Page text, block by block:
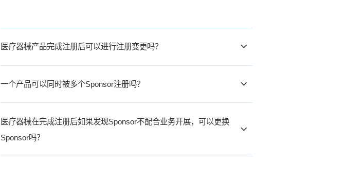
医疗器械产品完成注册后可以进行注册变更吗？
一个产品可以同时被多个Sponsor注册吗？
医疗器械在完成注册后如果发现Sponsor不配合业务开展，可以更换
Sponsor吗？